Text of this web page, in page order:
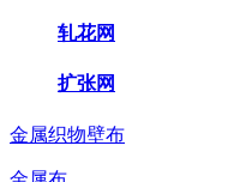
轧花网
扩张网
金属织物壁布